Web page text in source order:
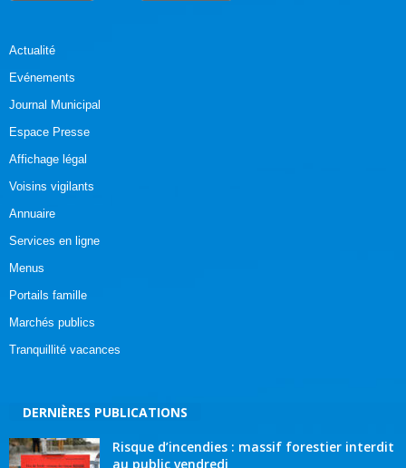
Actualité
Evénements
Journal Municipal
Espace Presse
Affichage légal
Voisins vigilants
Annuaire
Services en ligne
Menus
Portails famille
Marchés publics
Tranquillité vacances
DERNIÈRES PUBLICATIONS
Risque d’incendies : massif forestier interdit
au public vendredi